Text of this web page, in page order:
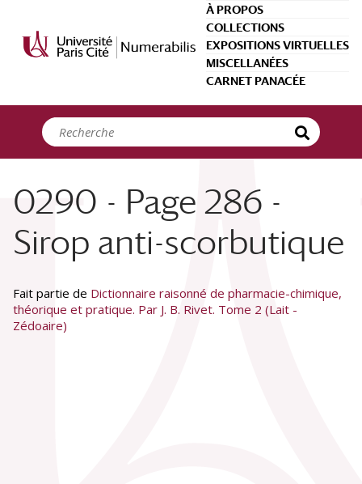
À PROPOS
COLLECTIONS
EXPOSITIONS VIRTUELLES
MISCELLANÉES
CARNET PANACÉE
0290 - Page 286 -
Sirop anti-scorbutique
Fait partie de Dictionnaire raisonné de pharmacie-chimique,
théorique et pratique. Par J. B. Rivet. Tome 2 (Lait -
Zédoaire)